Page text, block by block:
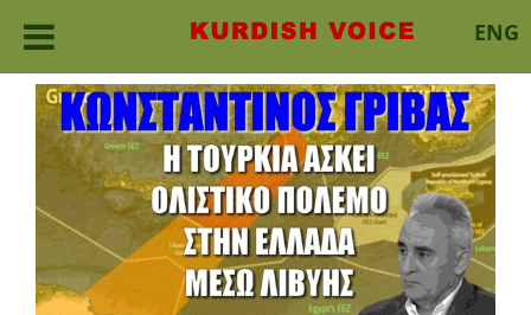
ENG
Skip
content